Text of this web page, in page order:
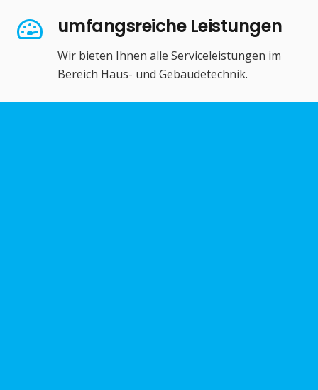
umfangsreiche Leistungen
Wir bieten Ihnen alle Serviceleistungen im
Bereich Haus- und Gebäudetechnik.